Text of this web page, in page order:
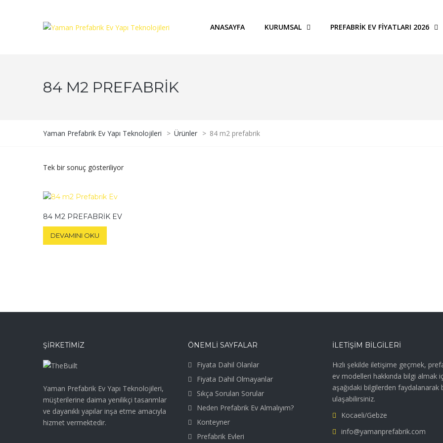
ANASAYFA KURUMSAL PREFABRIK EV FIYATLARI 2026
84 M2 PREFABRIK
Yaman Prefabrik Ev Yapı Teknolojileri > Ürünler > 84 m2 prefabrik
Tek bir sonuç gösteriliyor
84 M2 PREFABRIK EV
DEVAMINI OKU
ŞIRKETIMIZ
Yaman Prefabrik Ev Yapı Teknolojileri,
müşterilerine daima yenilikçi tasarımlar
ve dayanıklı yapılar inşa etme amacıyla
hizmet vermektedir.
ÖNEMLİ SAYFALAR
Fiyata Dahil Olanlar
Fiyata Dahil Olmayanlar
Sıkça Sorulan Sorular
Neden Prefabrik Ev Almalıyım?
Konteyner
Prefabrik Evleri
İLETIŞIM BILGILERI
Hızlı şekilde iletişime geçmek,
ev modelleri hakkında bilgi almak
aşağıdaki bilgilerden faydalanarak
ulaşabilirsiniz.
Kocaeli/Gebze
info@yamanprefabrik.com